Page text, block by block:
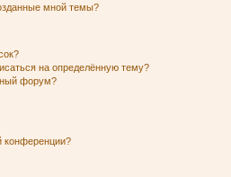
мной темы?
на определённую тему?
форум?
конференции?